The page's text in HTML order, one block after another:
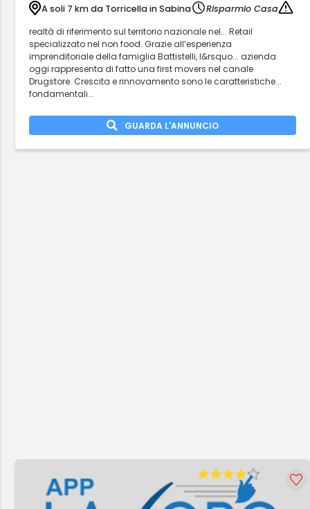
A soli 7 km da Torricella in Sabina
Risparmio Casa
realtà di riferimento sul territorio nazionale nel... Retail
specializzato nel non food. Grazie all’esperienza
imprenditoriale della famiglia Battistelli, l&rsquo... azienda
oggi rappresenta di fatto una first movers nel canale
Drugstore. Crescita e rinnovamento sono le caratteristiche...
fondamentali...
GUARDA L'ANNUNCIO